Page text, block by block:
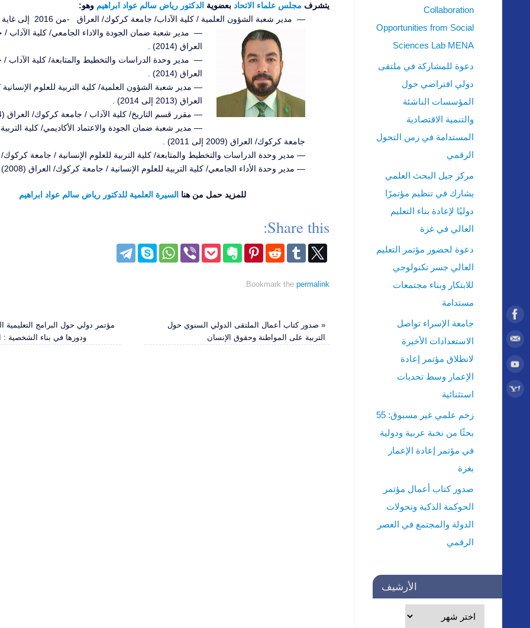
يتشرف مجلس علماء الاتحاد بعضوية الدكتور رياض سالم عواد ابراهيم وهو:
— مدير شعبة الشؤون العلمية / كلية الآداب/ جامعة كركوك/ العراق -من 2016 إلى غاية االآن .
— مدير شعبة ضمان الجودة والاداء الجامعي/ كلية الآداب
العراق (2014) .
— مدير وحدة الدراسات والتخطيط والمتابعة/ كلية الآداب
العراق (2014) .
— مدير شعبة الشؤون العلمية/ كلية التربية للعلوم
العراق (2013 إلى 2014) .
— مقرر قسم التاريخ/ كلية الآداب / جامعة كركوك/ العراق (2014) .
— مدير شعبة ضمان الجودة والاعتماد الأكاديمي/ كلية التربية
جامعة كركوك/ العراق (2009 إلى 2011) .
— مدير وحدة الدراسات والتخطيط والمتابعة/ كلية التربية للعلوم الإنسانية / جامعة كركوك/
— مدير وحدة الأداء الجامعي/ كلية التربية للعلوم الإنسانية / جامعة كركوك/ العراق (2008) .
للمزيد حمل من هنا السيرة العلمية للدكتور رياض سالم عواد ابراهيم
Share this:
Bookmark the permalink
.
«صدور كتاب أعمال الملتقى الدولي السنوي حول
التربية على المواطنة وحقوق الإنسان
مؤتمر دولي حول البرامج التعليمية
ودورها في بناء الشخصية :
Collaboration
Opportunities from Social
Sciences Lab MENA
دعوة للمشاركة في ملتقى
دولي افتراضي حول
المؤسسات الناشئة
والتنمية الاقتصادية
المستدامة في زمن التحول
الرقمي
مركز جيل البحث العلمي
يشارك في تنظيم مؤتمرًا
دوليًا لإعادة بناء التعليم
العالي في غزة
دعوة لحضور مؤتمر التعليم
العالي جسر تكنولوجي
للابتكار وبناء مجتمعات
مستدامة
جامعة الإسراء تواصل
الاستعدادات الأخيرة
لانطلاق مؤتمر إعادة
الإعمار وسط تحديات
استثنائية
زخم علمي غير مسبوق: 55
بحثًا من نخبة عربية ودولية
في مؤتمر إعادة الإعمار
بغزة
صدور كتاب أعمال مؤتمر
الحوكمة الذكية وتحولات
الدولة والمجتمع في العصر
الرقمي
الأرشيف